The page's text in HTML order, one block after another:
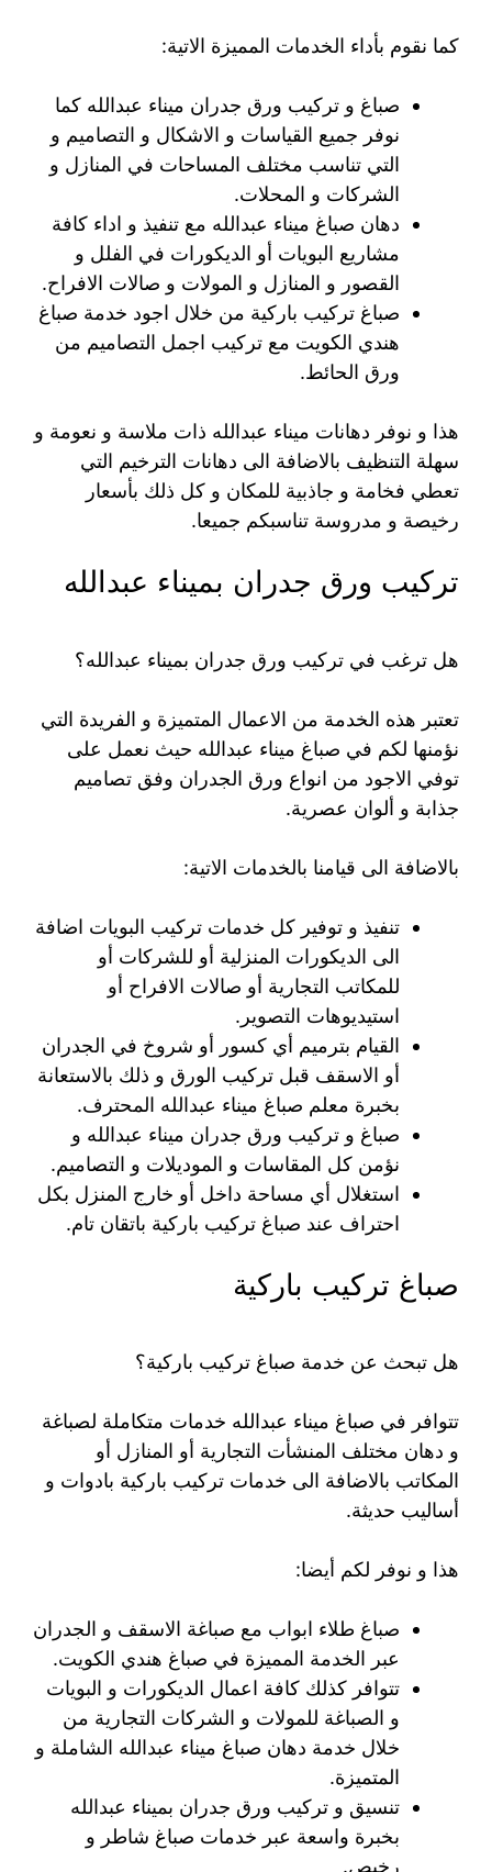
كما نقوم بأداء الخدمات المميزة الاتية:
صباغ و تركيب ورق جدران ميناء عبدالله كما
نوفر جميع القياسات و الاشكال و التصاميم و
التي تناسب مختلف المساحات في المنازل و
الشركات و المحلات.
دهان صباغ ميناء عبدالله مع تنفيذ و اداء كافة
مشاريع البويات أو الديكورات في الفلل و
القصور و المنازل و المولات و صالات الافراح.
صباغ تركيب باركية من خلال اجود خدمة صباغ
هندي الكويت مع تركيب اجمل التصاميم من
ورق الحائط.
هذا و نوفر دهانات ميناء عبدالله ذات ملاسة و نعومة و
سهلة التنظيف بالاضافة الى دهانات الترخيم التي
تعطي فخامة و جاذبية للمكان و كل ذلك بأسعار
رخيصة و مدروسة تناسبكم جميعا.
تركيب ورق جدران بميناء عبدالله
هل ترغب في تركيب ورق جدران بميناء عبدالله؟
تعتبر هذه الخدمة من الاعمال المتميزة و الفريدة التي
نؤمنها لكم في صباغ ميناء عبدالله حيث نعمل على
توفي الاجود من انواع ورق الجدران وفق تصاميم
جذابة و ألوان عصرية.
بالاضافة الى قيامنا بالخدمات الاتية:
تنفيذ و توفير كل خدمات تركيب البويات اضافة
الى الديكورات المنزلية أو للشركات أو
للمكاتب التجارية أو صالات الافراح أو
استيديوهات التصوير.
القيام بترميم أي كسور أو شروخ في الجدران
أو الاسقف قبل تركيب الورق و ذلك بالاستعانة
بخبرة معلم صباغ ميناء عبدالله المحترف.
صباغ و تركيب ورق جدران ميناء عبدالله و
نؤمن كل المقاسات و الموديلات و التصاميم.
استغلال أي مساحة داخل أو خارج المنزل بكل
احتراف عند صباغ تركيب باركية باتقان تام.
صباغ تركيب باركية
هل تبحث عن خدمة صباغ تركيب باركية؟
تتوافر في صباغ ميناء عبدالله خدمات متكاملة لصباغة
و دهان مختلف المنشأت التجارية أو المنازل أو
المكاتب بالاضافة الى خدمات تركيب باركية بادوات و
أساليب حديثة.
هذا و نوفر لكم أيضا:
صباغ طلاء ابواب مع صباغة الاسقف و الجدران
عبر الخدمة المميزة في صباغ هندي الكويت.
تتوافر كذلك كافة اعمال الديكورات و البويات
و الصباغة للمولات و الشركات التجارية من
خلال خدمة دهان صباغ ميناء عبدالله الشاملة و
المتميزة.
تنسيق و تركيب ورق جدران بميناء عبدالله
بخبرة واسعة عبر خدمات صباغ شاطر و
رخيص.